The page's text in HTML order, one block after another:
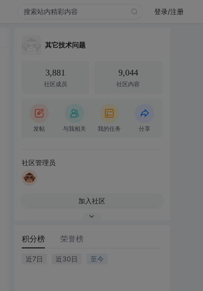
登录/注册
其它技术问题
3,881
社区成员
9,044
社区内容
发帖 与我相关 我的任务 分享
社区管理员
加入社区
积分榜 荣誉榜
近7日 近30日 至今